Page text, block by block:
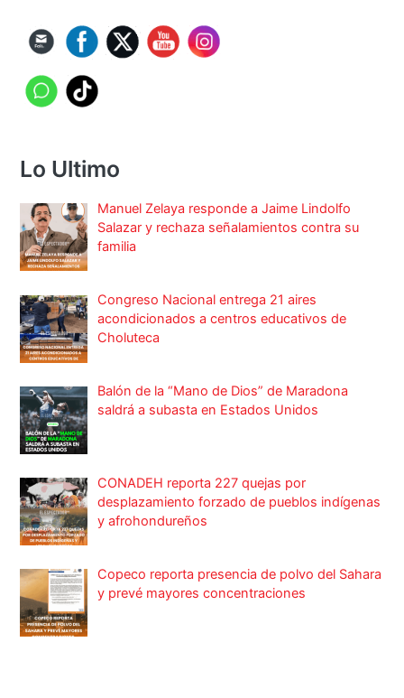
Lo Ultimo
Manuel Zelaya responde a Jaime Lindolfo
Salazar y rechaza señalamientos contra su
familia
Congreso Nacional entrega 21 aires
acondicionados a centros educativos de
Choluteca
Balón de la “Mano de Dios” de Maradona
saldrá a subasta en Estados Unidos
CONADEH reporta 227 quejas por
desplazamiento forzado de pueblos indígenas
y afrohondureños
Copeco reporta presencia de polvo del Sahara
y prevé mayores concentraciones